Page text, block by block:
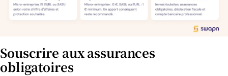
Souscrire aux assurances
obligatoires